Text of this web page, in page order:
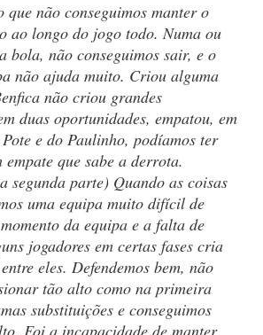
que não conseguimos manter o
ao longo do jogo todo. Numa ou
bola, não conseguimos sair, e o
não ajuda muito. Criou alguma
não criou grandes
duas oportunidades, empatou, em
e do Paulinho, podíamos ter
que sabe a derrota.
segunda parte) Quando as coisas
uma equipa muito difícil de
da equipa e a falta de
jogadores em certas fases cria
eles. Defendemos bem, não
tão alto como na primeira
substituições e conseguimos
Foi a incapacidade de manter